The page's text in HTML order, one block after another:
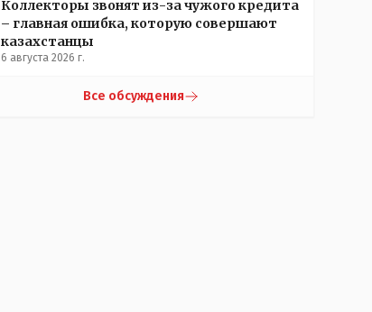
Коллекторы звонят из-за чужого кредита
– главная ошибка, которую совершают
казахстанцы
6 августа 2026 г.
Все обсуждения